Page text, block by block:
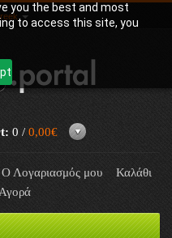
you the best and most
to access this site, you
0 / 0,00€
Ο Λογαριασμός μου
Καλάθι
Αγορά